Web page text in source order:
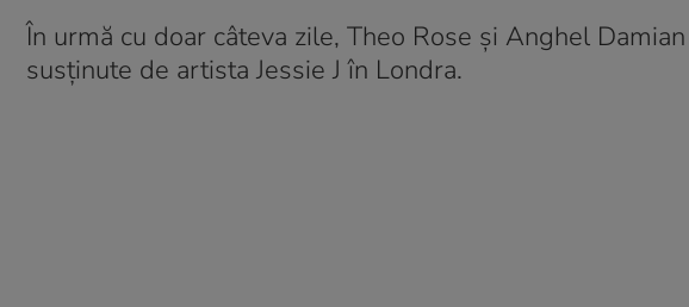
În urmă cu doar câteva zile, Theo Rose și Anghel
susținute de artista Jessie J în Londra.